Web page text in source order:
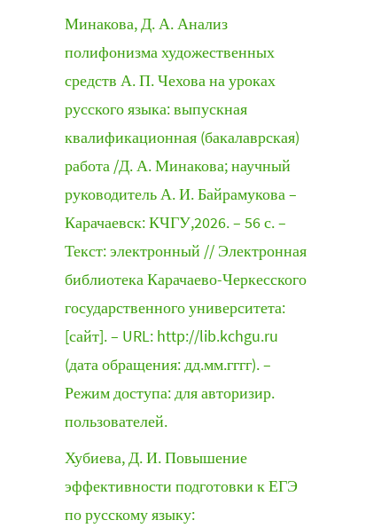
Минакова, Д. А. Анализ
полифонизма художественных
средств А. П. Чехова на уроках
русского языка: выпускная
квалификационная (бакалаврская)
работа /Д. А. Минакова; научный
руководитель А. И. Байрамукова –
Карачаевск: КЧГУ,2026. – 56 с. –
Текст: электронный // Электронная
библиотека Карачаево-Черкесского
государственного университета:
[сайт]. – URL: http://lib.kchgu.ru
(дата обращения: дд.мм.гггг). –
Режим доступа: для авторизир.
пользователей.
Хубиева, Д. И. Повышение
эффективности подготовки к ЕГЭ
по русскому языку: